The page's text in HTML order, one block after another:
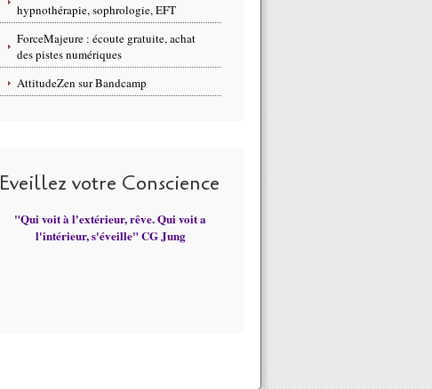
hypnothérapie, sophrologie, EFT
ForceMajeure : écoute gratuite, achat
des pistes numériques
AttitudeZen sur Bandcamp
Eveillez votre Conscience
"Qui voit à l'extérieur, rêve. Qui voit a
l'intérieur, s'éveille" CG Jung